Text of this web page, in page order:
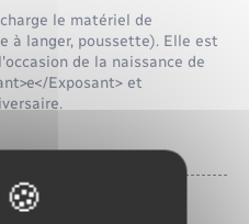
le matériel de
à langer, poussette). Elle est
de la naissance de
Exposant> et